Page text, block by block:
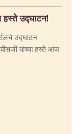
हस्ते उद्घाटन!
उद्घाटन
यांच्या हस्ते आज